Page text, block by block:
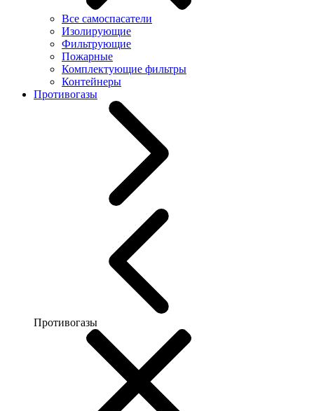
Все самоспасатели
Изолирующие
Фильтрующие
Пожарные
Комплектующие фильтры
Контейнеры
Противогазы
Противогазы